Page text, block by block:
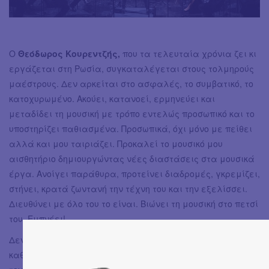
Ο Θεόδωρος Κουρεντζής, που τα τελευταία χρόνια ζει κι
εργάζεται στη Ρωσία, συγκαταλέγεται στους τολμηρούς
μαέστρους. Δεν αρκείται στο ασφαλές, το συμβατικό, το
κατοχυρωμένο. Ακούει, κατανοεί, ερμηνεύει και
μεταδίδει τη μουσική με τρόπο εντελώς προσωπικό και το
υποστηρίζει παθιασμένα. Προσωπικά, όχι μόνο με πείθει
αλλά και μου ταιριάζει. Προκαλεί το μουσικό μου
αισθητήριο δημιουργώντας νέες διαστάσεις στα μουσικά
έργα. Ανοίγει παράθυρα, προτείνει διαδρομές, γκρεμίζει,
στήνει, κρατά ζωντανή την τέχνη του και την εξελίσσει.
Διευθύνει με όλο του το είναι. Βιώνει τη μουσική στο πετσί
του. Εμπνέει!
Δεν είναι τυχαίο πως η ορχήστρα και η χορωδία που
καθοδηγεί, αποτελούνται από κορυφαίους μουσικούς που